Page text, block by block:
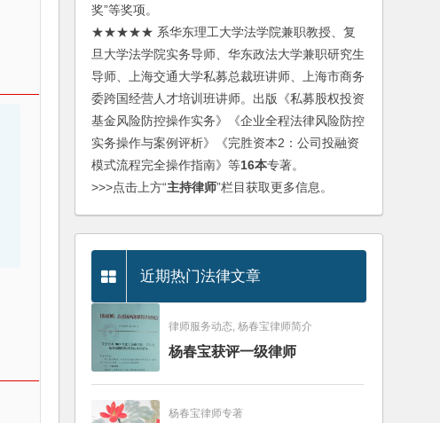
奖”等奖项。
★★★★★ 系华东理工大学法学院兼职教授、复
旦大学法学院实务导师、华东政法大学兼职研究生
导师、上海交通大学私募总裁班讲师、上海市商务
委跨国经营人才培训班讲师。出版《私募股权投资
基金风险防控操作实务》《企业全程法律风险防控
实务操作与案例评析》《完胜资本2：公司投融资
模式流程完全操作指南》等16本专著。
>>>点击上方“主持律师”栏目获取更多信息。
近期热门法律文章
律师服务动态, 杨春宝律师简介
杨春宝获评一级律师
杨春宝律师专著